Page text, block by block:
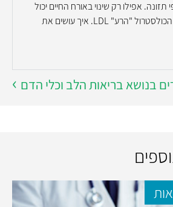
תזונה. אפילו רק שינוי באורח החיים יכול
לתרום רבות להורדת הכולסטרול "הרע" LDL. איך עושים את
בנושא בריאות הלב וכלי הדם